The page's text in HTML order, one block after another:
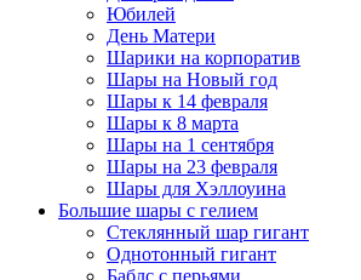
Юбилей
День Матери
Шарики на корпоратив
Шары на Новый год
Шары к 14 февраля
Шары к 8 марта
Шары на 1 сентября
Шары на 23 февраля
Шары для Хэллоуина
Большие шары с гелием
Стеклянный шар гигант
Однотонный гигант
Баблс с перьями